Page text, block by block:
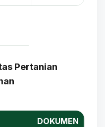
Pertanian
DOKUMEN